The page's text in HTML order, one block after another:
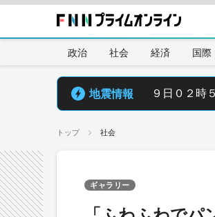
政治 社会 経済 国際
地震情報 ９日０２時
トップ 社会
ギャラリー